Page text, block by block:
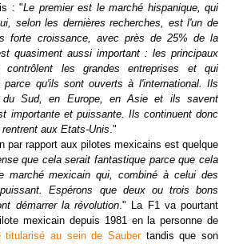
: "Le premier est le marché hispanique, qui
selon les dernières recherches, est l'un de
forte croissance, avec près de 25% de la
quasiment aussi important : les principaux
contrôlent les grandes entreprises et qui
parce qu'ils sont ouverts à l'international. Ils
du Sud, en Europe, en Asie et ils savent
importante et puissante. Ils continuent donc
aux Etats-Unis."
par rapport aux pilotes mexicains est quelque
que cela serait fantastique parce que cela
marché mexicain qui, combiné à celui des
Espérons que deux ou trois bons
démarrer la révolution." La F1 va pourtant
mexicain depuis 1981 en la personne de
titularisé au sein de Saubertandis que son